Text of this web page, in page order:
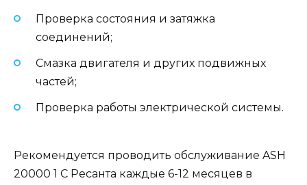
Проверка состояния и затяжка
соединений;
Смазка двигателя и других подвижных
частей;
Проверка работы электрической системы.
Рекомендуется проводить обслуживание ASН
20000 1 С Ресанта каждые 6-12 месяцев в